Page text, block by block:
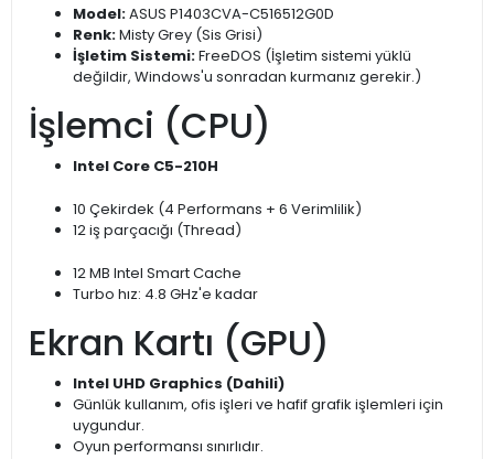
Model:ASUS P1403CVA-C516512G0D
Renk:Misty Grey (Sis Grisi)
İşletim Sistemi:FreeDOS (İşletim sistemi yüklü
değildir, Windows'u sonradan kurmanız gerekir.)
İşlemci (CPU)
Intel Core C5-210H
10 Çekirdek (4 Performans + 6 Verimlilik)
12 iş parçacığı (Thread)
12 MB Intel Smart Cache
Turbo hız: 4.8 GHz'e kadar
Ekran Kartı (GPU)
Intel UHD Graphics (Dahili)
Günlük kullanım, ofis işleri ve hafif grafik işlemleri için
uygundur.
Oyun performansı sınırlıdır.